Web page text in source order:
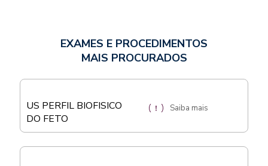
EXAMES E PROCEDIMENTOS
MAIS PROCURADOS
US PERFIL BIOFISICO
DO FETO
Saiba mais